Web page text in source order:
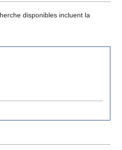
disponibles incluent la